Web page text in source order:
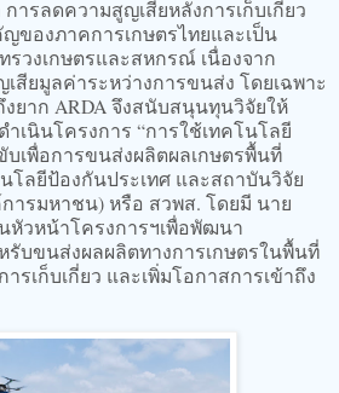
ารลดความสูญเสียหลังการเก็บเกี่ยว
ของภาคการเกษตรไทยและเป็น
วงเกษตรและสหกรณ์ เนื่องจาก
สียมูลค่าระหว่างการขนส่ง โดยเฉพาะ
ยาก ARDA จึงสนับสนุนทุนวิจัยให้
ำเนินโครงการ “การใช้เทคโนโลยี
เพื่อการขนส่งผลิตผลเกษตรพื้นที่
โลยีป้องกันประเทศ และสถาบันวิจัย
ารมหาชน) หรือ สวพส. โดยมี นาย
หัวหน้าโครงการฯเพื่อพัฒนา
บขนส่งผลผลิตทางการเกษตรในพื้นที่
รเก็บเกี่ยว และเพิ่มโอกาสการเข้าถึง